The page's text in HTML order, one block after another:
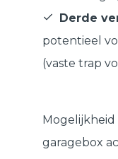
Derde
potentieel
(vaste trap
garagebox